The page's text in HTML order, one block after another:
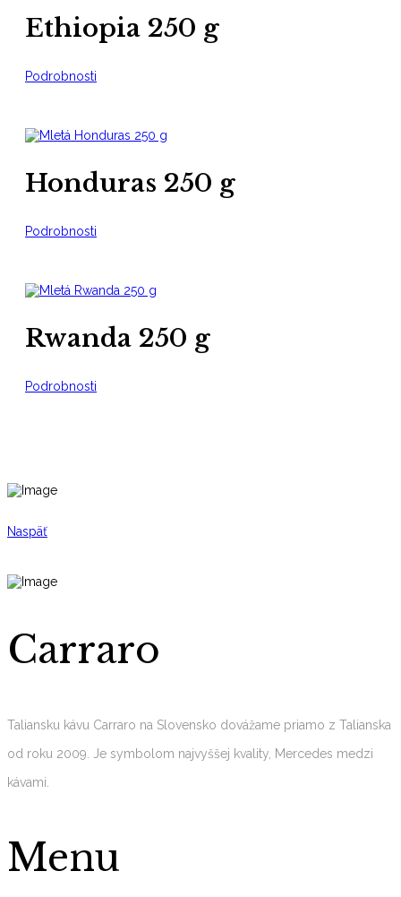
Ethiopia 250 g
Podrobnosti
Honduras 250 g
Podrobnosti
Rwanda 250 g
Podrobnosti
Naspäť
Carraro
Taliansku kávu Carraro na Slovensko dovážame priamo z Talianska
od roku 2009. Je symbolom najvyššej kvality, Mercedes medzi
kávami.
Menu